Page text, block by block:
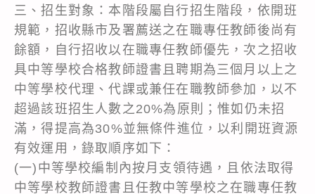
三、招生對象：本階段屬自行招生階段，依開班
規範，招收縣市及署薦送之在職專任教師後尚有
餘額，自行招收以在職專任教師優先，次之招收
具中等學校合格教師證書且聘期為三個月以上之
中等學校代理、代課或兼任在職教師參加，以不
超過該班招生人數之20%為原則；惟如仍未招
滿，得提高為30%並無條件進位，以利開班資源
有效運用，錄取順序如下：
(一)中等學校編制內按月支領待遇，且依法取得
中等學校教師證書且任教中等學校之在職專任教